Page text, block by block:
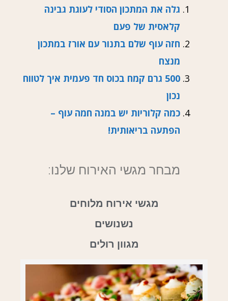
גלה את המתכון הסודי לעוגת גבינה
קלאסית של פעם
חזה עוף שלם בתנור עם אורז במתכון
מנצח
500 גרם קמח בכוס חד פעמית איך לטווח
נכון
כמה קלוריות יש במנה חמה עוף –
הפתעה בריאותית!
מבחר מגשי האירוח שלנו:
מגשי אירוח מלוחים
נשנושים
מגוון רולים